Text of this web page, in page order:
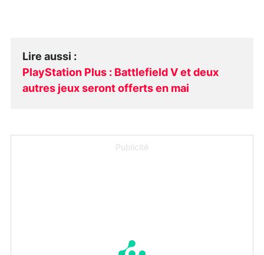
Lire aussi :
PlayStation Plus : Battlefield V et deux
autres jeux seront offerts en mai
Publicité